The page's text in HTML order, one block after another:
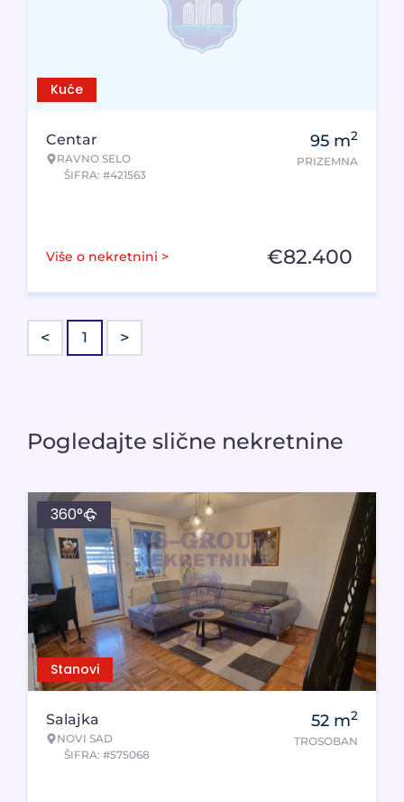
Kuće
Centar
RAVNO SELO
ŠIFRA: #421563
95 m2
PRIZEMNA
Više o nekretnini > €82.400
< 1 >
Pogledajte slične nekretnine
Stanovi
360°
Salajka
NOVI SAD
ŠIFRA: #575068
52 m2
TROSOBAN